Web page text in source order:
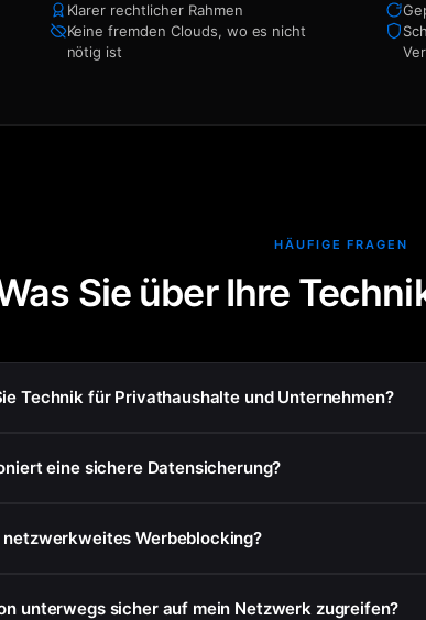
Klarer rechtlicher Rahmen
Keine fremden Clouds, wo es nicht
nötig ist
HÄUFIGE FRAGEN
Sie über Ihre
Technik für Privathaushalte und Unternehmen?
eine sichere Datensicherung?
netzwerkweites Werbeblocking?
unterwegs sicher auf mein Netzwerk zugreifen?